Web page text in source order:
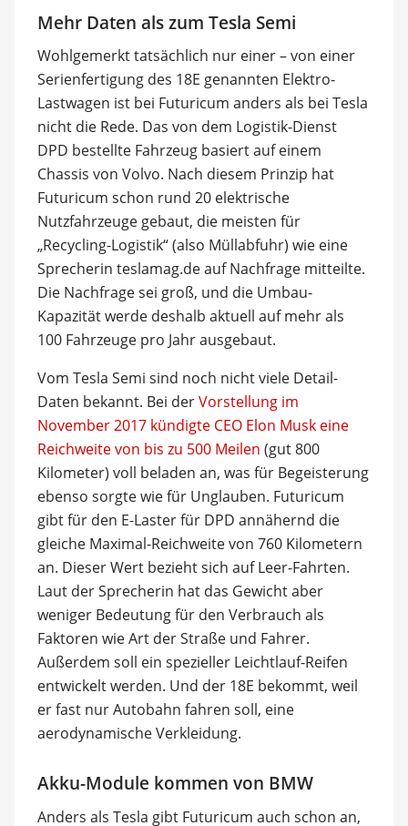
Mehr Daten als zum Tesla Semi
Wohlgemerkt tatsächlich nur einer – von einer
Serienfertigung des 18E genannten Elektro-
Lastwagen ist bei Futuricum anders als bei Tesla
nicht die Rede. Das von dem Logistik-Dienst
DPD bestellte Fahrzeug basiert auf einem
Chassis von Volvo. Nach diesem Prinzip hat
Futuricum schon rund 20 elektrische
Nutzfahrzeuge gebaut, die meisten für
„Recycling-Logistik“ (also Müllabfuhr) wie eine
Sprecherin teslamag.de auf Nachfrage mitteilte.
Die Nachfrage sei groß, und die Umbau-
Kapazität werde deshalb aktuell auf mehr als
100 Fahrzeuge pro Jahr ausgebaut.
Vom Tesla Semi sind noch nicht viele Detail-
Daten bekannt. Bei derVorstellung im
November 2017 kündigte CEO Elon Musk eine
Reichweite von bis zu 500 Meilen (gut 800
Kilometer) voll beladen an, was für Begeisterung
ebenso sorgte wie für Unglauben. Futuricum
gibt für den E-Laster für DPD annähernd die
gleiche Maximal-Reichweite von 760 Kilometern
an. Dieser Wert bezieht sich auf Leer-Fahrten.
Laut der Sprecherin hat das Gewicht aber
weniger Bedeutung für den Verbrauch als
Faktoren wie Art der Straße und Fahrer.
Außerdem soll ein spezieller Leichtlauf-Reifen
entwickelt werden. Und der 18E bekommt, weil
er fast nur Autobahn fahren soll, eine
aerodynamische Verkleidung.
Akku-Module kommen von BMW
Anders als Tesla gibt Futuricum auch schon an,